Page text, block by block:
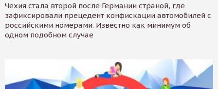
Чехия стала второй после Германии страной, где
зафиксировали прецедент конфискации автомобилей с
российскими номерами. Известно как минимум об
одном подобном случае